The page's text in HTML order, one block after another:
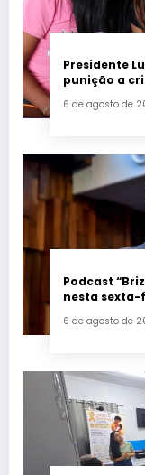
Presidente
punição a
6 de agosto de
Podcast
nesta sexta-
6 de agosto de